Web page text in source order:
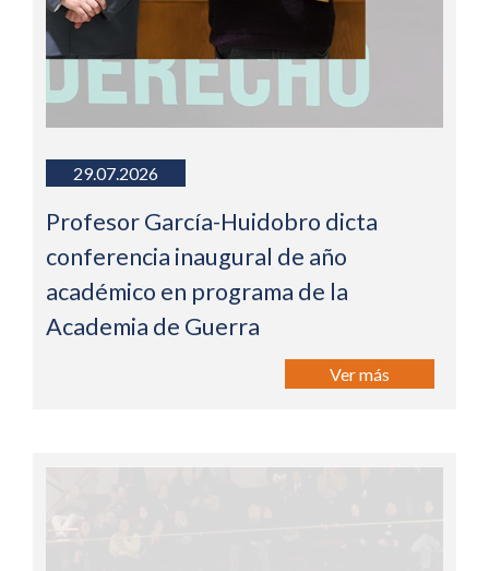
29.07.2026
Profesor García-Huidobro dicta
conferencia inaugural de año
académico en programa de la
Academia de Guerra
Ver más